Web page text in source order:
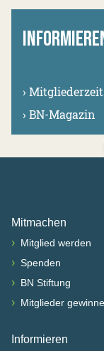
›
› BN-Magazin
Mitmachen
› Mitglied werden
› Spenden
› BN Stiftung
› Mitglieder
Informieren